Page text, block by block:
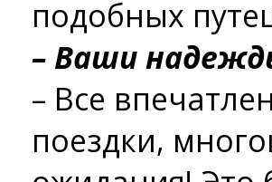
подобных
– Ваши
– Все
поездки,